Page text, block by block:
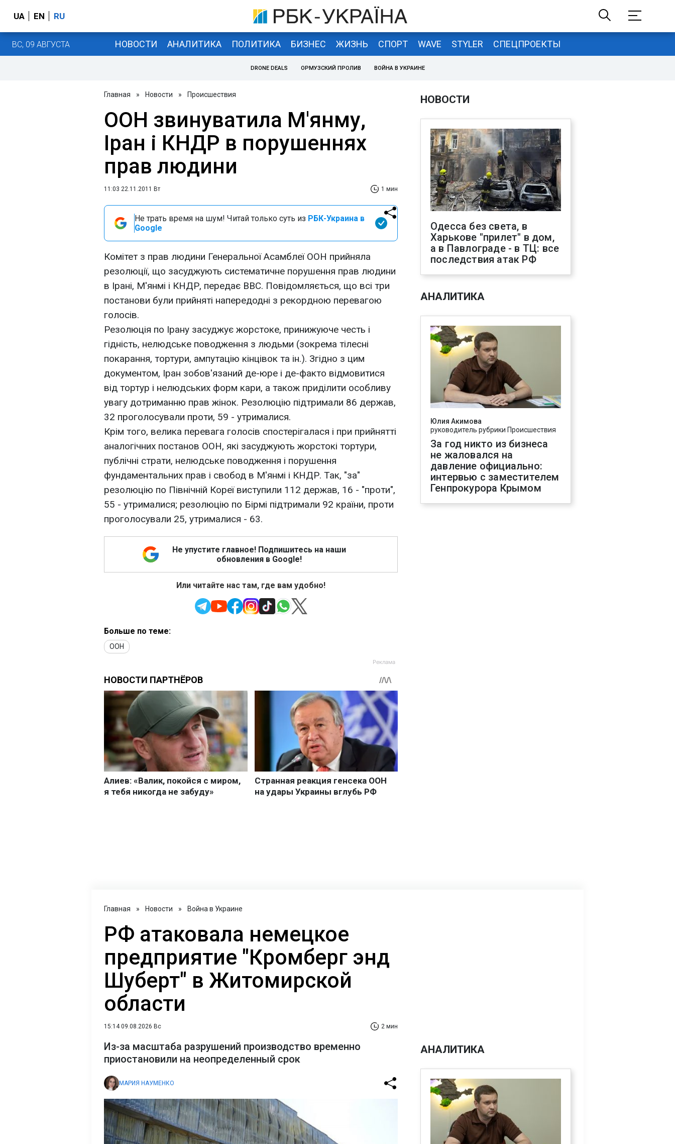
UA EN RU
ВС, 09 АВГУСТА НОВОСТИ АНАЛИТИКА ПОЛИТИКА БИЗНЕС ЖИЗНЬ СПОРТ WAVE STYLER СПЕЦПРОЕКТЫ
DRONE DEALS ОРМУЗСКИЙ ПРОЛИВ ВОЙНА В УКРАИНЕ
Главная » Новости » Происшествия
ООН звинуватила М'янму,
Іран і КНДР в порушеннях
прав людини
11:03 22.11.2011 Вт 1 мин
Не трать время на шум! Читай только суть из РБК-Украина в
Google
Комітет з прав людини Генеральної Асамблеї ООН прийняла
резолюції, що засуджують систематичне порушення прав людини
в Ірані, М'янмі і КНДР, передає ВВС. Повідомляється, що всі три
постанови були прийняті напередодні з рекордною перевагою
голосів.
Резолюція по Ірану засуджує жорстоке, принижуюче честь і
гідність, нелюдське поводження з людьми (зокрема тілесні
покарання, тортури, ампутацію кінцівок та ін.). Згідно з цим
документом, Іран зобов'язаний де-юре і де-факто відмовитися
від тортур і нелюдських форм кари, а також приділити особливу
увагу дотриманню прав жінок. Резолюцію підтримали 86 держав,
32 проголосували проти, 59 - утрималися.
Крім того, велика перевага голосів спостерігалася і при прийнятті
аналогічних постанов ООН, які засуджують жорстокі тортури,
публічні страти, нелюдське поводження і порушення
фундаментальних прав і свобод в М'янмі і КНДР. Так, "за"
резолюцію по Північній Кореї виступили 112 держав, 16 - "проти",
55 - утрималися; резолюцію по Бірмі підтримали 92 країни, проти
проголосували 25, утрималися - 63.
Не упустите главное! Подпишитесь на наши
обновления в Google!
Или читайте нас там, где вам удобно!
Больше по теме:
ООН
НОВОСТИ
Одесса без света, в
Харькове "прилет" в дом,
а в Павлограде - в ТЦ: все
последствия атак РФ
АНАЛИТИКА
Юлия Акимова
руководитель рубрики Происшествия
За год никто из бизнеса
не жаловался на
давление официально:
интервью с заместителем
Генпрокурора Крымом
Главная » Новости » Война в Украине
РФ атаковала немецкое
предприятие "Кромберг энд
Шуберт" в Житомирской
области
15:14 09.08.2026 Вс 2 мин
Из-за масштаба разрушений производство временно
приостановили на неопределенный срок
МАРИЯ НАУМЕНКО
АНАЛИТИКА